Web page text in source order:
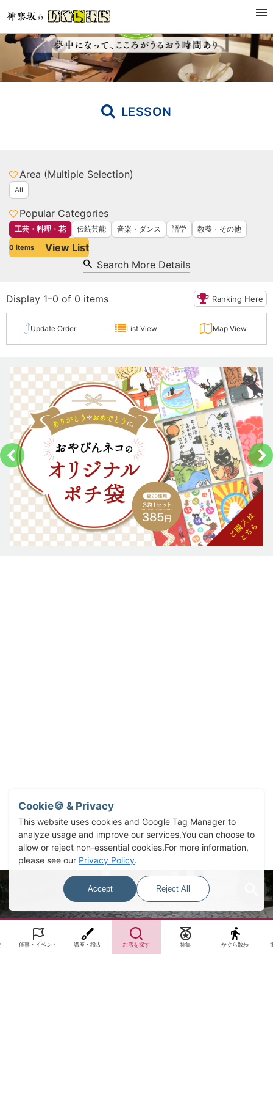
LESSON
Area (Multiple Selection)
All
Popular Categories
工芸・料理・花 伝統芸能 音楽・ダンス 語学 教養・その他
0 items View List
Search More Details
Display 1–0 of 0 items Ranking Here
Update Order List View Map View
Select Language▼
催事・イベント 講座・稽古 お店を探す 特集 かぐら散歩
Cookie🍪 & Privacy
This website uses cookies and Google Tag Manager to
analyze usage and improve our services.You can choose to
allow or reject non-essential cookies.For more information,
please see our Privacy Policy.
Accept Reject All